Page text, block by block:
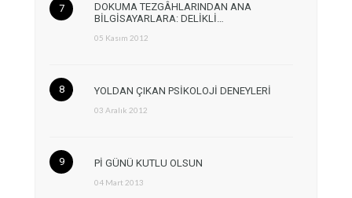
DOKUMA TEZGÂHLARINDAN ANA
BİLGİSAYARLARA: DELİKLİ…
05 Kasım 2012
YOLDAN ÇIKAN PSİKOLOJİ DENEYLERİ
03 Aralık 2012
Pİ GÜNÜ KUTLU OLSUN
04 Mart 2013